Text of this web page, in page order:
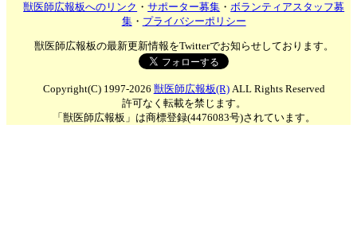
獣医師広報板へのリンク ・サポーター募集 ・ボランティアスタッフ募
集・ プライバシーポリシー
獣医師広報板の最新更新情報をTwitterでお知らせしております。
Copyright(C) 1997-2026 獣医師広報板(R)ALL Rights Reserved
許可なく転載を禁じます。
「獣医師広報板」は商標登録(4476083号)されています。